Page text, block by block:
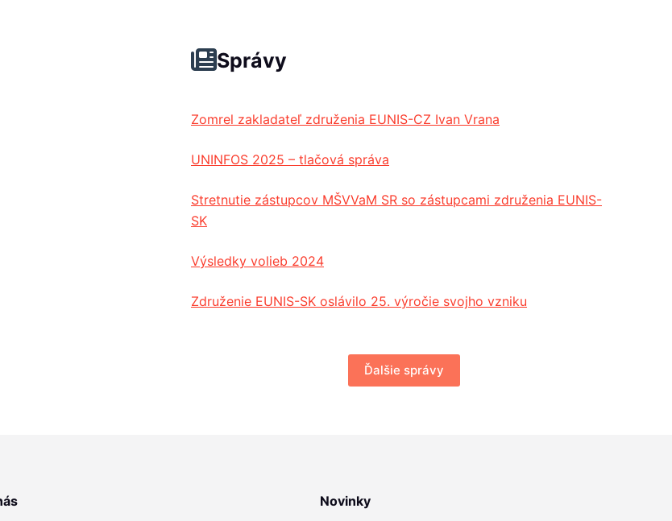
Správy
Zomrel zakladateľ združenia EUNIS-CZ Ivan Vrana
UNINFOS 2025 – tlačová správa
Stretnutie zástupcov MŠVVaM SR so zástupcami združenia EUNIS-
SK
Výsledky volieb 2024
Združenie EUNIS-SK oslávilo 25. výročie svojho vzniku
Ďalšie správy
Novinky